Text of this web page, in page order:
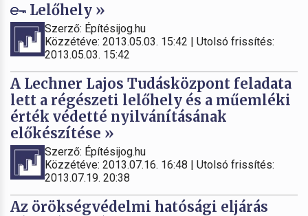
Lelőhely »
Szerző: Építésijog.hu
Közzétéve: 2013.05.03. 15:42 | Utolsó frissítés:
2013.05.03. 15:42
A Lechner Lajos Tudásközpont feladata
lett a régészeti lelőhely és a műemléki
érték védetté nyilvánításának
előkészítése »
Szerző: Építésijog.hu
Közzétéve: 2013.07.16. 16:48 | Utolsó frissítés:
2013.07.19. 20:38
Az örökségvédelmi hatósági eljárás